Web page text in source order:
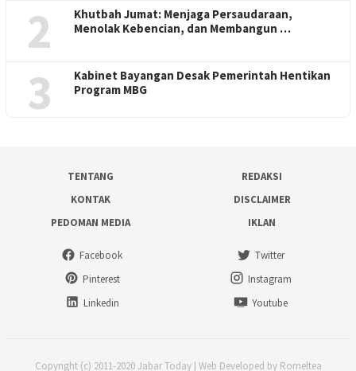
2
Khutbah Jumat: Menjaga Persaudaraan,
Menolak Kebencian, dan Membangun …
3
Kabinet Bayangan Desak Pemerintah Hentikan
Program MBG
TENTANG
REDAKSI
KONTAK
DISCLAIMER
PEDOMAN MEDIA
IKLAN
Facebook
Twitter
Pinterest
Instagram
Linkedin
Youtube
Copyright (c) 2011-2020 Jabar Today | Web Developed by Romeltea